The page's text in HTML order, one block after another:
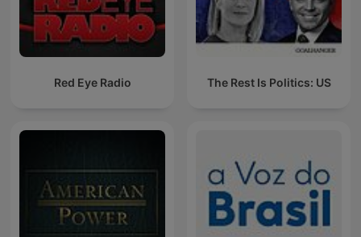
Red Eye Radio The Rest Is Politics: US